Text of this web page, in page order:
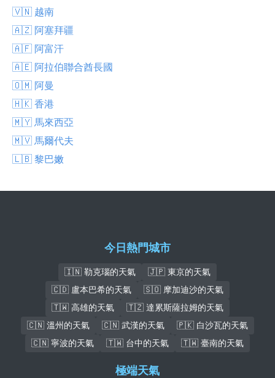
🇻🇳 越南
🇦🇿 阿塞拜疆
🇦🇫 阿富汗
🇦🇪 阿拉伯聯合酋長國
🇴🇲 阿曼
🇭🇰 香港
🇲🇾 馬來西亞
🇲🇻 馬爾代夫
🇱🇧 黎巴嫩
今日熱門城市
🇮🇳 勒克瑙的天氣
🇯🇵 東京的天氣
🇨🇩 盧本巴希的天氣
🇸🇴 摩加迪沙的天氣
🇹🇼 高雄的天氣
🇹🇿 達累斯薩拉姆的天氣
🇨🇳 溫州的天氣
🇨🇳 武漢的天氣
🇵🇰 白沙瓦的天氣
🇨🇳 寧波的天氣
🇹🇼 台中的天氣 🇹🇼 臺南的天氣
極端天氣